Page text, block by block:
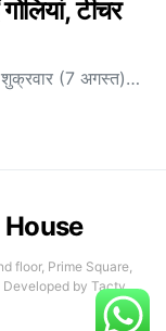
टीचर
(7 अगस्त)…
floor, Prime Square,
Developed by Tacty